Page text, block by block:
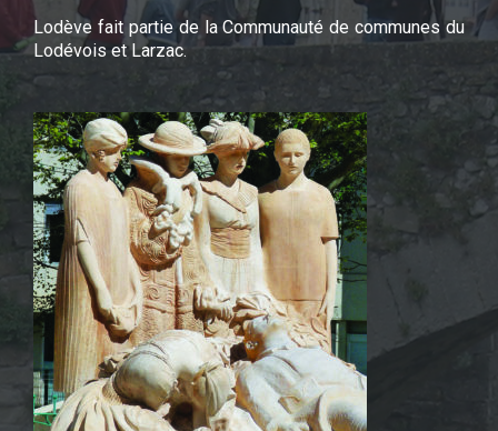
Lodève fait partie de la Communauté de communes du
Lodévois et Larzac.